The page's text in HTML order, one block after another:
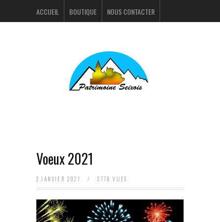
ACCUEIL BOUTIQUE NOUS CONTACTER
Voeux 2021
2 JANVIER 2021 / 2778 VUES